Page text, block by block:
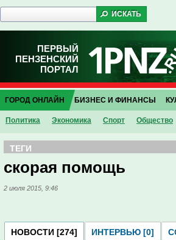
ПЕРВЫЙ
ПЕНЗЕНСКИЙ
ПОРТАЛ
ГОРОД ОНЛАЙН
Политика Экономика Спорт Общество
БИЗНЕС И ФИНАНСЫ
ТЕГИ
скорая помощь
2 июля 2015, 9:46
НОВОСТИ [274] ИНТЕРВЬЮ [0]